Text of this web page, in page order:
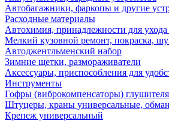
Автобагажники, фаркопы и другие
Расходные материалы
Автохимия, принадлежности для
Мелкий кузовной ремонт, покраска,
Автоджентльменский набор
Зимние щетки, размораживатели
Аксессуары, приспособления для
Инструменты
Гофры (виброкомпенсаторы) глушителя
Штуцеры, краны универсальные,
Крепеж универсальный